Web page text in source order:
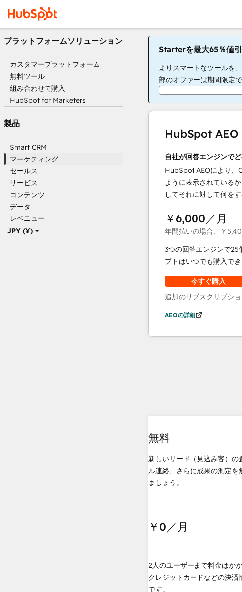
JPY (¥)
プラットフォームソリューション
カスタマープラットフォーム
無料ツール
組み合わせて購入
HubSpot for Marketers
製品
Smart CRM
マーケティング
セールス
サービス
コンテンツ
データ
レベニュー
Starterを最大65％値
よりスマートなツールを
部のオファーは期間限定
HubSpot AEO
自社が回答エンジンで
HubSpot AEOにより、
ように表示されている
してそれに対して何を
￥6,000／月
年間払いの場合、 ￥
3つの回答エンジンで25
プトはいつでも購入でき
今すぐ購入
追加のサブスクリプショ
AEOの詳細
無料
新しいリード（見込み客）の
ル連絡、さらに成果の測定を
ましょう。
￥0／月
2人のユーザーまで料金はかか
クレジットカードなどの決済
です。